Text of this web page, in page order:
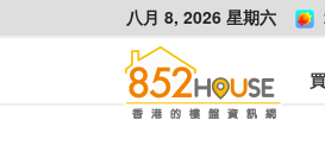
八月 8, 2026 星期六